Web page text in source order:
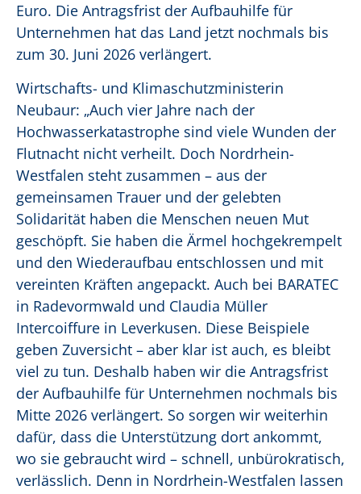
Euro. Die Antragsfrist der Aufbauhilfe für
Unternehmen hat das Land jetzt nochmals bis
zum 30. Juni 2026 verlängert.
Wirtschafts- und Klimaschutzministerin
Neubaur: „Auch vier Jahre nach der
Hochwasserkatastrophe sind viele Wunden der
Flutnacht nicht verheilt. Doch Nordrhein-
Westfalen steht zusammen – aus der
gemeinsamen Trauer und der gelebten
Solidarität haben die Menschen neuen Mut
geschöpft. Sie haben die Ärmel hochgekrempelt
und den Wiederaufbau entschlossen und mit
vereinten Kräften angepackt. Auch bei BARATEC
in Radevormwald und Claudia Müller
Intercoiffure in Leverkusen. Diese Beispiele
geben Zuversicht – aber klar ist auch, es bleibt
viel zu tun. Deshalb haben wir die Antragsfrist
der Aufbauhilfe für Unternehmen nochmals bis
Mitte 2026 verlängert. So sorgen wir weiterhin
dafür, dass die Unterstützung dort ankommt,
wo sie gebraucht wird – schnell, unbürokratisch,
verlässlich. Denn in Nordrhein-Westfalen lassen